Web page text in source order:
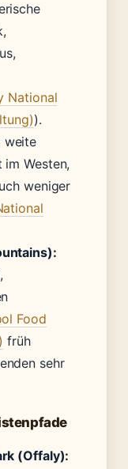
National
).
weite
Westen,
weniger
Food
früh
sehr
(Offaly):